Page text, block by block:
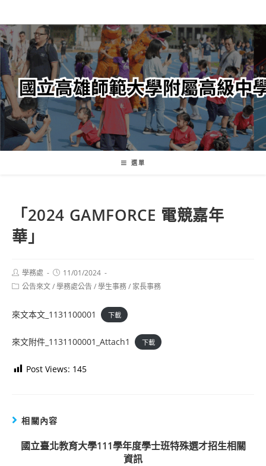
轉
至
主
內
容
選單
「2024 GAMFORCE 電競嘉年
華」
Post
author:
學務處
Post
published:
11/01/2024
Post公告來文/學務處公告/學生事務/ 家長事務
來文本文_1131100001 下載
來文附件_1131100001_Attach1 下載
Post Views: 145
相關內容
國立臺北教育大學111學年度學士班特殊選才招生相關
資訊